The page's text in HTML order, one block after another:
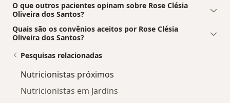
O que outros pacientes opinam sobre Rose Clésia
Oliveira dos Santos?
Quais são os convênios aceitos por Rose Clésia
Oliveira dos Santos?
Pesquisas relacionadas
Nutricionistas próximos
Nutricionistas em Jardins